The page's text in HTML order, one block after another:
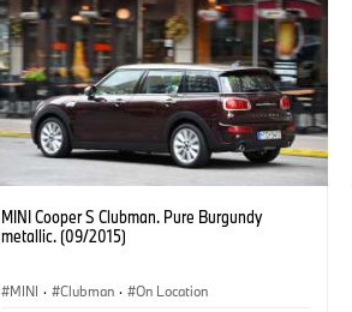
MINI Cooper S Clubman. Pure Burgundy
metallic. (09/2015)
MINI · Clubman · On Location